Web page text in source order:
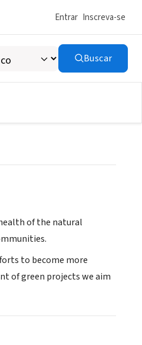
Entrar Inscreva-se
Buscar
of the natural
to become more
of green projects we aim